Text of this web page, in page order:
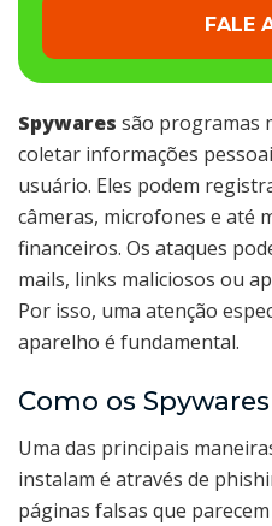
FALE
Spywares são programas
coletar informações
usuário. Eles podem
câmeras, microfones e até
financeiros. Os ataques
mails, links maliciosos ou
Por isso, uma atenção
aparelho é fundamental.
Como os
Uma das principais
instalam é através de
páginas falsas que